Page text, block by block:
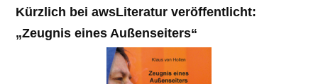
Kürzlich bei awsLiteratur veröffentlicht:
„Zeugnis eines Außenseiters“